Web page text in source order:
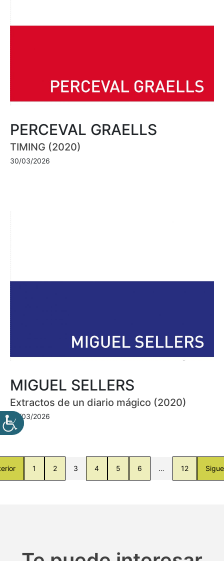
PERCEVAL GRAELLS
TIMING (2020)
30/03/2026
MIGUEL SELLERS
Extractos de un diario mágico (2020)
30/03/2026
1 2 3 4 5 6 … 12